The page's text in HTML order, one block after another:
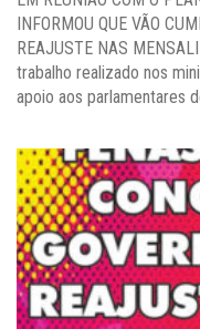
INFORMOU QUE VÃO
REAJUSTE NAS
trabalho realizado nos
apoio aos parlamentares